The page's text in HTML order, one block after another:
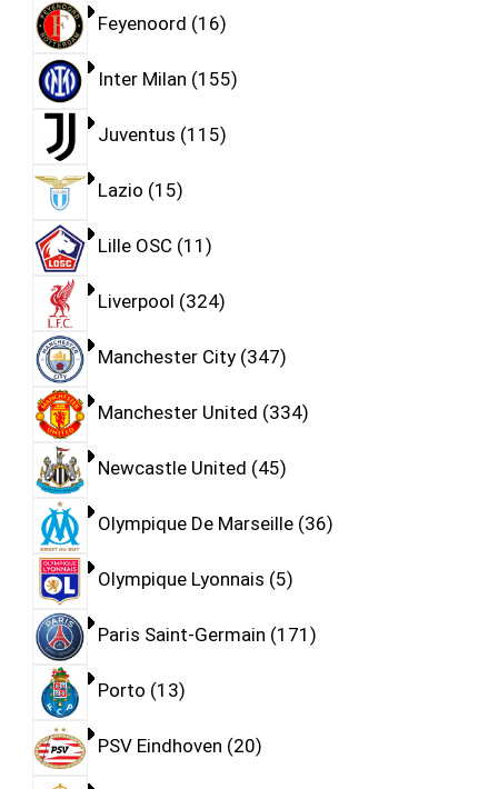
Feyenoord 16
Inter Milan 155
Juventus 115
Lazio 15
Lille OSC 11
Liverpool 324
Manchester City 347
Manchester United 334
Newcastle United 45
Olympique De Marseille 36
Olympique Lyonnais 5
Paris Saint-Germain 171
Porto 13
PSV Eindhoven 20